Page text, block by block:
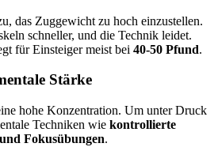
das Zuggewicht zu hoch einzustellen.
schneller, und die Technik leidet.
für Einsteiger meist bei 40-50 Pfund.
Stärke
hohe Konzentration. Um unter Druck
Techniken wie kontrollierte
Fokusübungen.